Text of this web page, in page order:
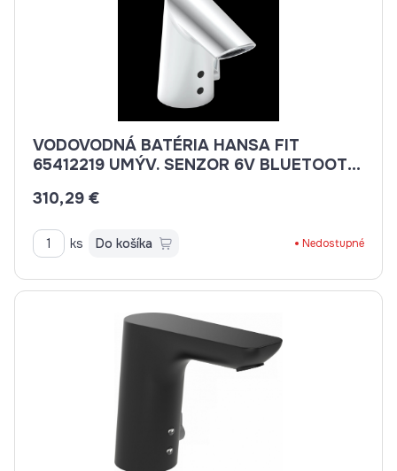
VODOVODNÁ BATÉRIA HANSA FIT
65412219 UMÝV. SENZOR 6V BLUETOOTH
310,29 €
ks Do košíka Nedostupné